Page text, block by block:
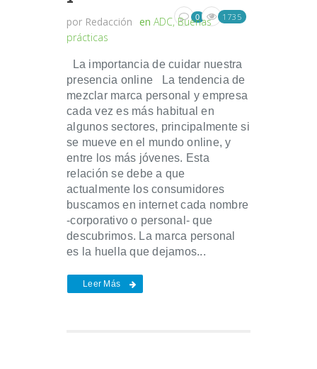
por Redacción en ADC,Buenas
prácticas
0 1735
La importancia de cuidar nuestra
presencia online La tendencia de
mezclar marca personal y empresa
cada vez es más habitual en
algunos sectores, principalmente si
se mueve en el mundo online, y
entre los más jóvenes. Esta
relación se debe a que
actualmente los consumidores
buscamos en internet cada nombre
-corporativo o personal- que
descubrimos. La marca personal
es la huella que dejamos...
Leer Más